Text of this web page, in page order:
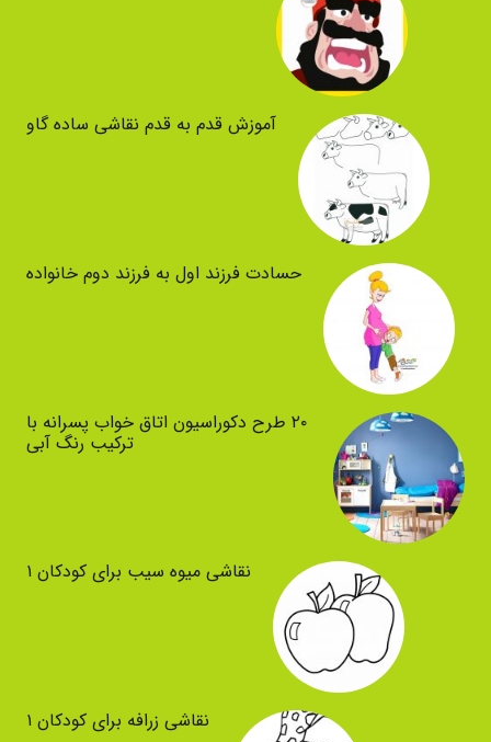
آموزش قدم به قدم نقاشی ساده گاو
حسادت فرزند اول به فرزند دوم خانواده
۲۰ طرح دکوراسیون اتاق خواب پسرانه با
ترکیب رنگ آبی
نقاشی میوه سیب برای کودکان ۱
نقاشی زرافه برای کودکان ۱